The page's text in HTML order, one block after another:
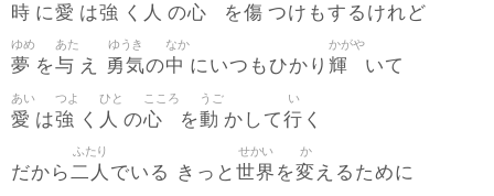
時 に愛 は強 く 人 の心 を傷 つけもするけれど
夢
ゆめ
を与
あた
え 勇気
ゆうき
の中
なか
にいつもひかり 輝
かがや
いて
愛
あい
は強
つよ
く 人
ひと
の心
こころ
を動
うご
かして行
い
く
だから二人
ふたり
でいる きっと 世界
せかい
を変
か
えるために